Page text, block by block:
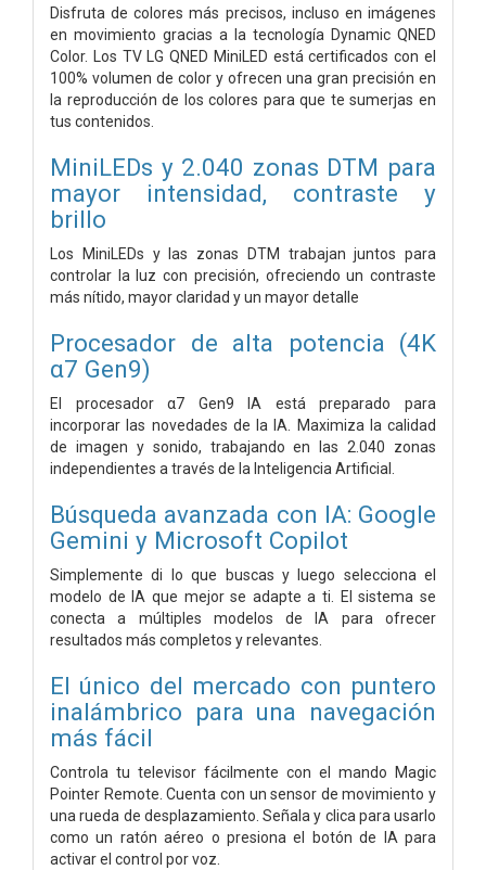
Disfruta de colores más precisos, incluso en imágenes
en movimiento gracias a la tecnología Dynamic QNED
Color. Los TV LG QNED MiniLED está certificados con el
100% volumen de color y ofrecen una gran precisión en
la reproducción de los colores para que te sumerjas en
tus contenidos.
MiniLEDs y 2.040 zonas DTM para
mayor intensidad, contraste y
brillo
Los MiniLEDs y las zonas DTM trabajan juntos para
controlar la luz con precisión, ofreciendo un contraste
más nítido, mayor claridad y un mayor detalle
Procesador de alta potencia (4K
α7 Gen9)
El procesador α7 Gen9 IA está preparado para
incorporar las novedades de la IA. Maximiza la calidad
de imagen y sonido, trabajando en las 2.040 zonas
independientes a través de la Inteligencia Artificial.
Búsqueda avanzada con IA: Google
Gemini y Microsoft Copilot
Simplemente di lo que buscas y luego selecciona el
modelo de IA que mejor se adapte a ti. El sistema se
conecta a múltiples modelos de IA para ofrecer
resultados más completos y relevantes.
El único del mercado con puntero
inalámbrico para una navegación
más fácil
Controla tu televisor fácilmente con el mando Magic
Pointer Remote. Cuenta con un sensor de movimiento y
una rueda de desplazamiento. Señala y clica para usarlo
como un ratón aéreo o presiona el botón de IA para
activar el control por voz.